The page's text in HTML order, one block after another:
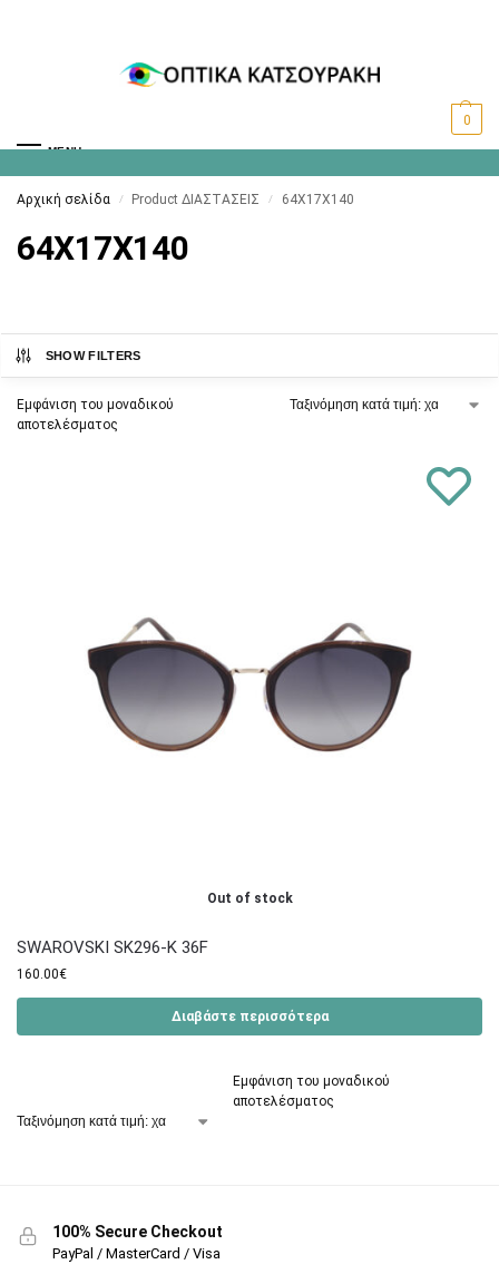
MENU
0
Αρχική σελίδα / Product ΔΙΑΣΤΑΣΕΙΣ / 64X17X140
64X17X140
SHOW FILTERS
Εμφάνιση του μοναδικού
αποτελέσματος
Out of stock
SWAROVSKI SK296-K 36F
160.00€
Διαβάστε περισσότερα
Εμφάνιση του μοναδικού
αποτελέσματος
100% Secure Checkout
PayPal / MasterCard / Visa